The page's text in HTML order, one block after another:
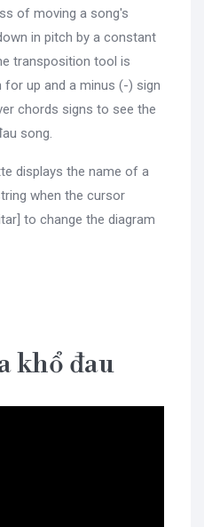
of moving a song's
in pitch by a constant
transposition tool is
for up and a minus (-) sign
chords signs to see the
song.
displays the name of a
when the cursor
to change the diagram
khổ đau